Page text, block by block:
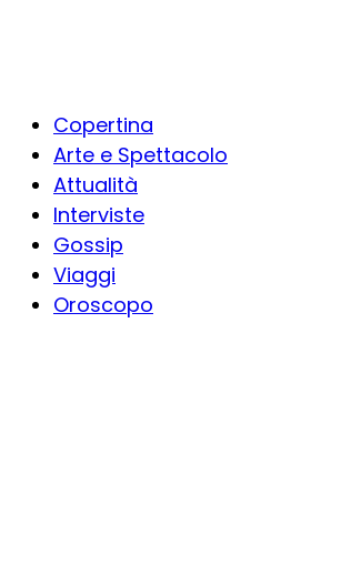
Copertina
Arte e Spettacolo
Attualità
Interviste
Gossip
Viaggi
Oroscopo